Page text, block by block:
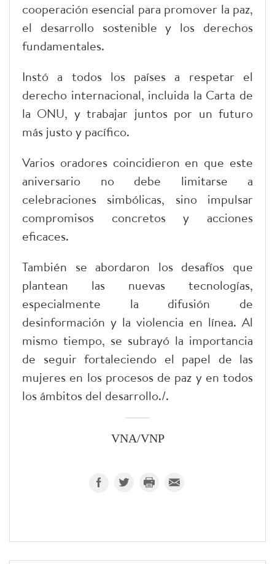
cooperación esencial para promover la paz,
el desarrollo sostenible y los derechos
fundamentales.
Instó a todos los países a respetar el
derecho internacional, incluida la Carta de
la ONU, y trabajar juntos por un futuro
más justo y pacífico.
Varios oradores coincidieron en que este
aniversario no debe limitarse a
celebraciones simbólicas, sino impulsar
compromisos concretos y acciones
eficaces.
También se abordaron los desafíos que
plantean las nuevas tecnologías,
especialmente la difusión de
desinformación y la violencia en línea. Al
mismo tiempo, se subrayó la importancia
de seguir fortaleciendo el papel de las
mujeres en los procesos de paz y en todos
los ámbitos del desarrollo./.
VNA/VNP